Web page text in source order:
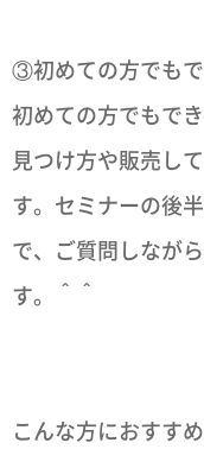
③初めての方でも
初めての方でもで
見つけ方や販売し
す。セミナーの後
で、ご質問しなが
す。＾＾
こんな方におすすめ